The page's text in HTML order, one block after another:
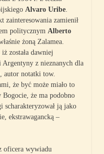
Alvaro Uribe.
zainteresowania zamienił
politycznym Alberto
żoną Zalamea.
została dawniej
z nieznanych dla
autor notatki tow.
że być może miało to
że ma podobno
scharakteryzował ją jako
ekstrawagancką –
oficera wywiadu